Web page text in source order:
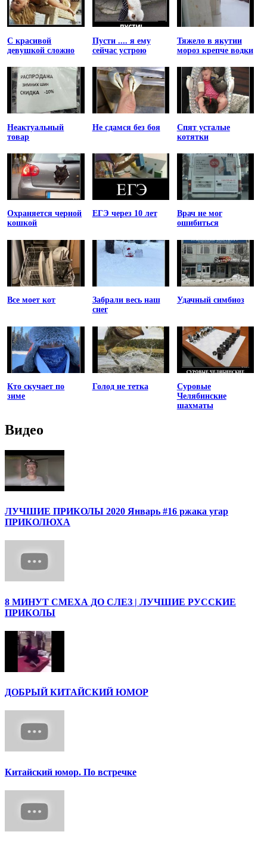
С красивой
девушкой сложно
Пусти .... я ему
сейчас устрою
Тяжело в якутии
мороз крепче водки
Неактуальный
товар
Не сдамся без боя
Спят усталые
котятки
Охраняется черной
кошкой
ЕГЭ через 10 лет
Врач не мог
ошибиться
Все моет кот
Забрали весь наш
снег
Удачный симбиоз
Кто скучает по
зиме
Голод не тетка
Суровые
Челябинские
шахматы
Видео
ЛУЧШИЕ ПРИКОЛЫ 2020 Январь #16 ржака угар
ПРИКОЛЮХА
8 МИНУТ СМЕХА ДО СЛЕЗ | ЛУЧШИЕ РУССКИЕ
ПРИКОЛЫ
ДОБРЫЙ КИТАЙСКИЙ ЮМОР
Китайский юмор. По встречке